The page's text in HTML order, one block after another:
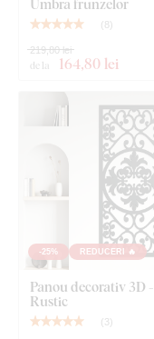
( 8 )
de la 164,80 lei
219,80 lei
-25% REDUCERI 🔥
Panou decorativ 3D -
Rustic
( 3)